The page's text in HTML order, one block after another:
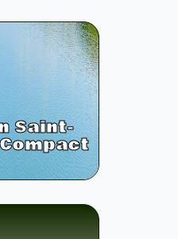
Saint-